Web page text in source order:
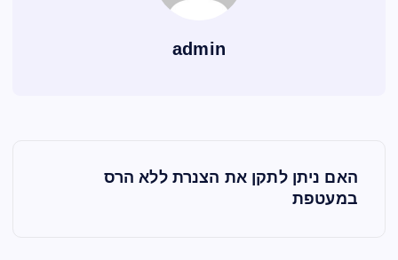
admin
האם ניתן לתקן את הצנרת ללא הרס
במעטפת